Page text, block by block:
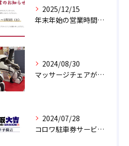
2025/12/15
年末年始の営業時間についてのお知らせ
2024/08/30
マッサージチェアが新しくなりました！
2024/07/28
コロワ駐車券サービスのご案内です